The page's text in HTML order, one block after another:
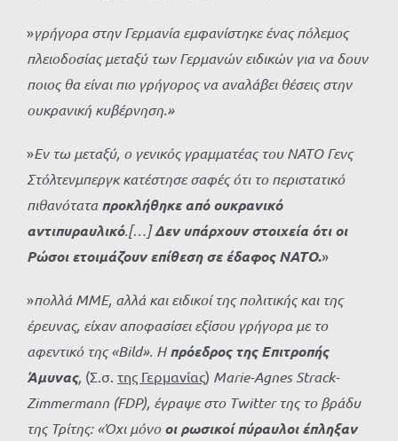
»γρήγορα στην Γερμανία εμφανίστηκε ένας πόλεμος
πλειοδοσίας μεταξύ των Γερμανών ειδικών για να δουν
ποιος θα είναι πιο γρήγορος να αναλάβει θέσεις στην
ουκρανική κυβέρνηση.»
»Εν τω μεταξύ, ο γενικός γραμματέας του ΝΑΤΟ Γενς
Στόλτενμπεργκ κατέστησε σαφές ότι το περιστατικό
πιθανόταταπροκλήθηκε από ουκρανικό
αντιπυραυλικό.[…]Δεν υπάρχουν στοιχεία ότι οι
Ρώσοι ετοιμάζουν επίθεση σε έδαφος ΝΑΤΟ.»
»πολλά ΜΜΕ, αλλά και ειδικοί της πολιτικής και της
έρευνας, είχαν αποφασίσει εξίσου γρήγορα με το
αφεντικό της «Bild». Ηπρόεδρος της Επιτροπής
Άμυνας, (Σ.σ. της Γερμανίας) Marie-Agnes Strack-
Zimmermann (FDP), έγραψε στο Twitter της το βράδυ
της Τρίτης: «Όχι μόνοοι ρωσικοί πύραυλοι έπληξαν